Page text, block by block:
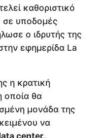
καθοριστικό
σε υποδομές
ο ιδρυτής της
εφημερίδα La
η κρατική
οποία θα
μονάδα της
να